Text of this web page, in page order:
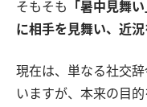
そもそも
「暑中見舞
に相手を見舞い、近
現在は、単なる社交
いますが、本来の目